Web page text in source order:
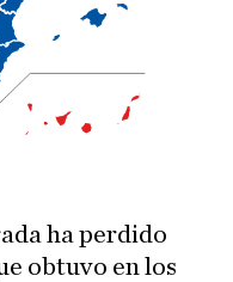
ha perdido
obtuvo en los